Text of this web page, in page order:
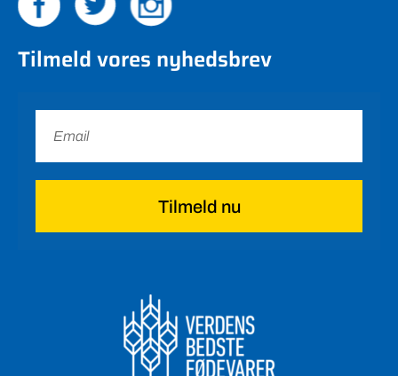
Tilmeld vores nyhedsbrev
Tilmeld nu